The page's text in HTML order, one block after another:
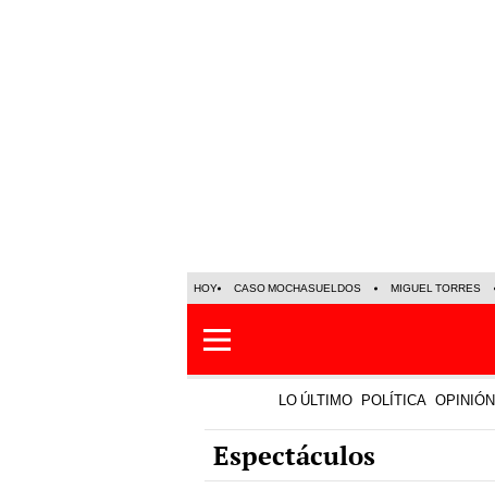
HOY CASO MOCHASUELDOS MIGUEL TORRES
LO ÚLTIMO POLÍTICA OPINIÓN
Espectáculos